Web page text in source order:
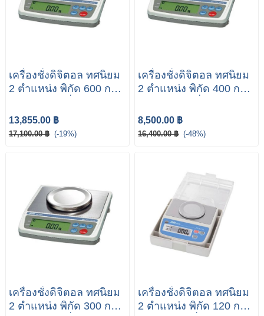
เครื่องชั่งดิจิตอล ทศนิยม
2 ตำแหน่ง พิกัด 600 กรัม
13,855.00 ฿
17,100.00 ฿ (-19%)
เครื่องชั่งดิจิตอล ทศนิยม
2 ตำแหน่ง พิกัด 400 กรัม
8,500.00 ฿
16,400.00 ฿ (-48%)
เครื่องชั่งดิจิตอล ทศนิยม
2 ตำแหน่ง พิกัด 300 กรัม
เครื่องชั่งดิจิตอล ทศนิยม
2 ตำแหน่ง พิกัด 120 กรัม